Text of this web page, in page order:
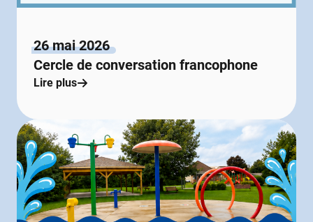
26 mai 2026
Cercle de conversation francophone
Lire plus